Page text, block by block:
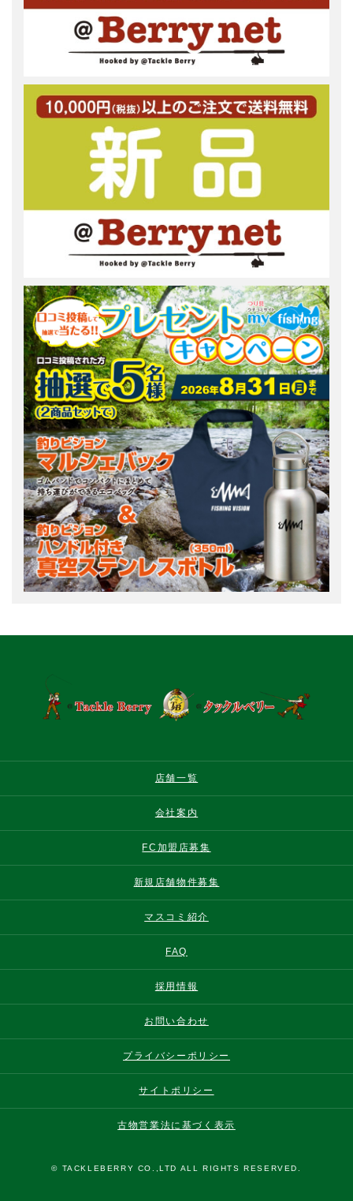
店舗一覧
会社案内
FC加盟店募集
新規店舗物件募集
マスコミ紹介
FAQ
採用情報
お問い合わせ
プライバシーポリシー
サイトポリシー
古物営業法に基づく表示
© TACKLEBERRY CO.,LTD ALL RIGHTS RESERVED.